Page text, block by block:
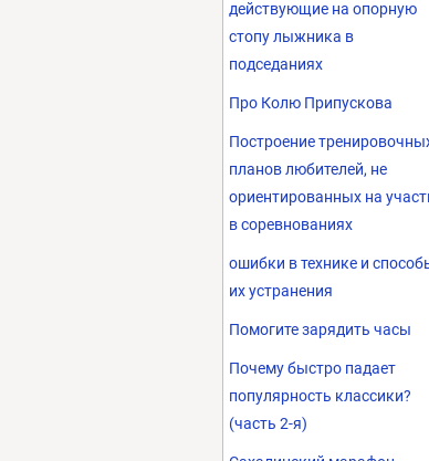
действующие на опорную
стопу лыжника в
подседаниях
Про Колю Припускова
Построение
планов любителей, не
ориентированных на
в соревнованиях
ошибки в технике и
их устранения
Помогите зарядить часы
Почему быстро падает
популярность классики?
(часть 2-я)